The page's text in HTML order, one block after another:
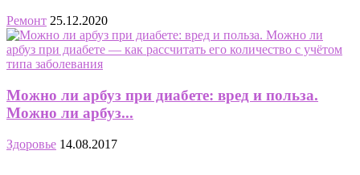
Ремонт 25.12.2020
Можно ли арбуз при диабете: вред и польза.
Можно ли арбуз...
Здоровье 14.08.2017